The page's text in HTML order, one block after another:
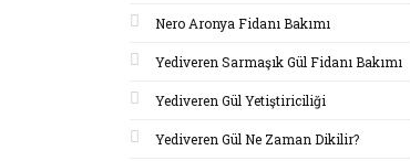
Nero Aronya Fidanı Bakımı
Yediveren Sarmaşık Gül Fidanı Bakımı
Yediveren Gül Yetiştiriciliği
Yediveren Gül Ne Zaman Dikilir?